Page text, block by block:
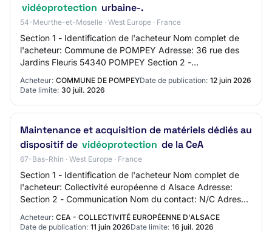
vidéoprotection urbaine-.
54-Meurthe-et-Moselle · West Europe · France
Section 1 - Identification de l'acheteur Nom complet de
l'acheteur: Commune de POMPEY Adresse: 36 rue des
Jardins Fleuris 54340 POMPEY Section 2 -
Adres…
Acheteur: COMMUNE DE POMPEYDate de publication: 12 juin 2026
Date limite: 30 juil. 2026
Maintenance et acquisition de matériels dédiés au
dispositif de vidéoprotection de la CeA
67-Bas-Rhin · West Europe · France
Section 1 - Identification de l'acheteur Nom complet de
l'acheteur: Collectivité européenne d Alsace Adresse:
Section 2 - Communication Nom du contact: N/C Adresse
mail du contact: N/C Numéro de télé…
Acheteur: CEA - COLLECTIVITÉ EUROPÉENNE D'ALSACE
Date de publication: 11 juin 2026Date limite: 16 juil. 2026